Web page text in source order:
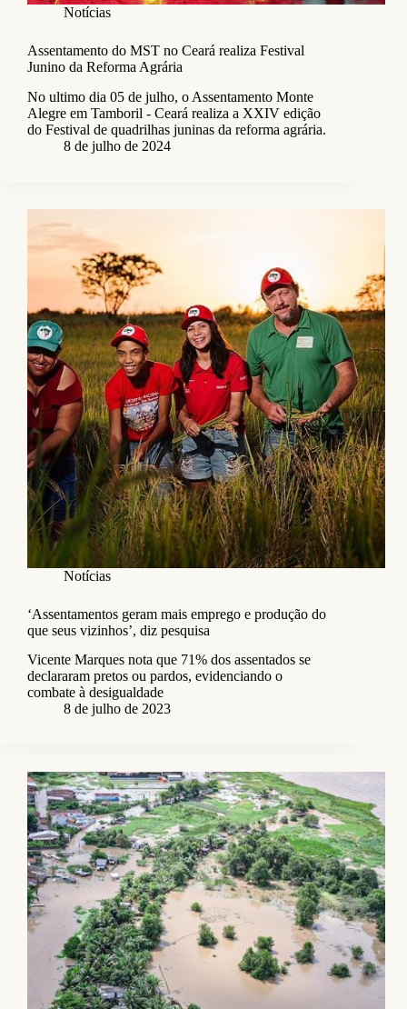
Notícias
Assentamento do MST no Ceará realiza Festival
Junino da Reforma Agrária
No ultimo dia 05 de julho, o Assentamento Monte
Alegre em Tamboril - Ceará realiza a XXIV edição
do Festival de quadrilhas juninas da reforma agrária.
8 de julho de 2024
Notícias
‘Assentamentos geram mais emprego e produção do
que seus vizinhos’, diz pesquisa
Vicente Marques nota que 71% dos assentados se
declararam pretos ou pardos, evidenciando o
combate à desigualdade
8 de julho de 2023